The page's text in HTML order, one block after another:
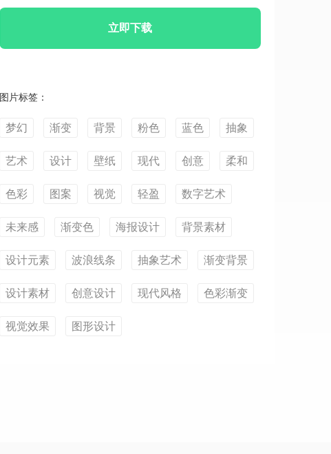
立即下载
图片标签：
梦幻 渐变 背景 粉色 蓝色 抽象
艺术 设计 壁纸 现代 创意 柔和
色彩 图案 视觉 轻盈 数字艺术
未来感 渐变色 海报设计 背景素材
设计元素 波浪线条 抽象艺术 渐变背景
设计素材 创意设计 现代风格 色彩渐变
视觉效果 图形设计